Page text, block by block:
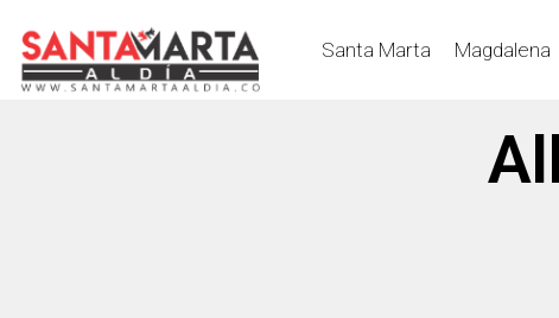
Santa Marta Magdalena